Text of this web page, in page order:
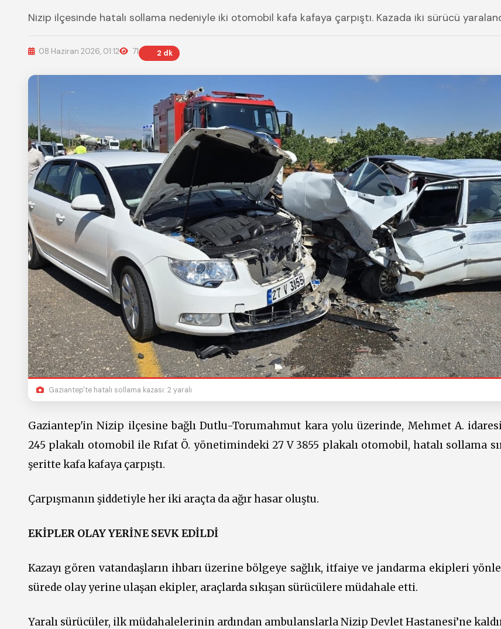
Nizip ilçesinde hatalı sollama nedeniyle iki otomobil kafa kafaya çarpıştı. Kazada iki sürücü
08 Haziran 2026, 01:12 71 2 dk
Gaziantep'te hatalı sollama kazası: 2 yaralı
Gaziantep'in Nizip ilçesine bağlı Dutlu-Torumahmut kara yolu üzerinde, Mehmet A.
245 plakalı otomobil ile Rıfat Ö. yönetimindeki 27 V 3855 plakalı otomobil, hatalı sollama
şeritte kafa kafaya çarpıştı.
Çarpışmanın şiddetiyle her iki araçta da ağır hasar oluştu.
EKİPLER OLAY YERİNE SEVK EDİLDİ
Kazayı gören vatandaşların ihbarı üzerine bölgeye sağlık, itfaiye ve jandarma ekipleri
sürede olay yerine ulaşan ekipler, araçlarda sıkışan sürücülere müdahale etti.
Yaralı sürücüler, ilk müdahalelerinin ardından ambulanslarla Nizip Devlet Hastanesi’ne